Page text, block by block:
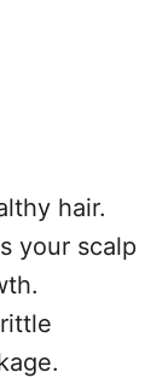
hair.
your scalp